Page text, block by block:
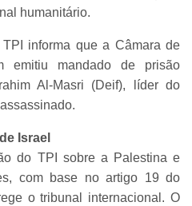
humanitário.
informa que a Câmara de
emitiu mandado de prisão
Al-Masri (Deif), líder do
Israel
do TPI sobre a Palestina e
com base no artigo 19 do
o tribunal internacional. O